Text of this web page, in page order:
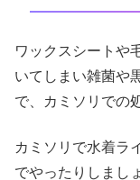
ワックスシートや
いてしまい雑菌や
で、カミソリでの
カミソリで水着ラ
でやったりしまし